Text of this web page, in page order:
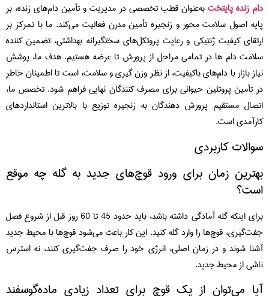
دام زنده پایتختبه‌عنوان قطب تخصصی در مدیریت و تأمین دام‌های زنده، بر
پایه اصول سلامت‌ محور و زنجیره تأمین مدرن فعالیت می‌کند. ما با تمرکز بر
ارتقای کیفیت ژنتیکی و رعایت پروتکل‌های سختگیرانه بهداشتی، تضمین‌ کننده
سلامت دام‌ ها در تمامی مراحل از پرورش تا عرضه هستیم. هدف ما، پوشش
نیاز بازار با دام‌های باکیفیت، از نظر وزن‌ گیری و سلامت، است تا اطمینان خاطر
در تأمین پروتئین حیوانی برای مصرف‌ کنندگان نهایی فراهم شود. تخصص ما،
اتصال مستقیم پرورش دهندگان به زنجیره توزیع با بالاترین استانداردهای
کارآمدی است.
سوالات کاربردی
بهترین زمان برای ورود قوچ‌های جدید به گله چه موقع
است؟
برای اینکه گله آمادگی داشته باشد، باید حدود 45 تا 60 روز قبل از شروع فصل
جفت‌گیری، قوچ‌ها را وارد گله کنید. این کار باعث می‌شود قوچ‌ها با محیط جدید
آشنا شوند و در زمان اصلی، انرژی خود را صرف جفت‌گیری کنند، نه استرس
ناشی از محیط جدید.
آیا می‌توان از یک قوچ برای تعداد زیادی ماده‌گوسفند